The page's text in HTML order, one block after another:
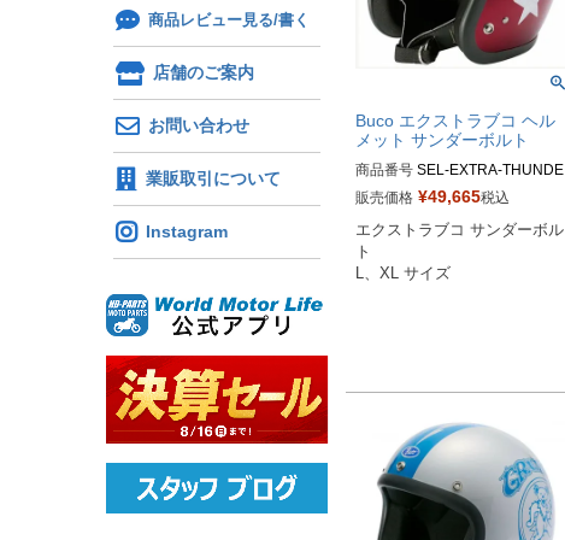
商品レビュー見る/書く
店舗のご案内
お問い合わせ
業販取引について
Instagram
Buco エクストラブコ ヘル
メット サンダーボルト
商品番号 SEL-EXTRA-THUNDE
R
Lサイズ商品コード：0107EBCT
B20225
XLサイズ商品コード：0107EBC
販売価格 ¥49,665税込
エクストラブコ サンダーボル
ト
L、XL サイズ